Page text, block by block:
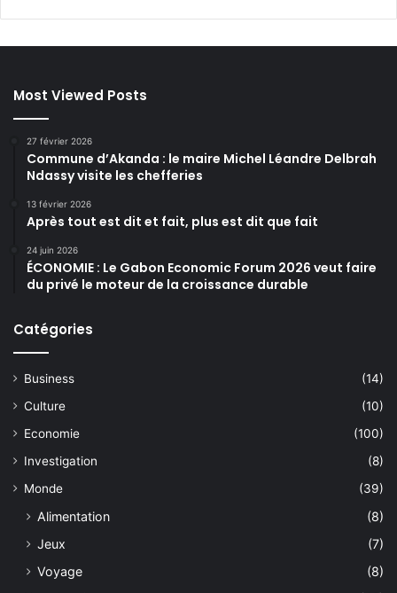
Most Viewed Posts
27 février 2026
Commune d’Akanda : le maire Michel Léandre Delbrah
Ndassy visite les chefferies
13 février 2026
Après tout est dit et fait, plus est dit que fait
24 juin 2026
ÉCONOMIE : Le Gabon Economic Forum 2026 veut faire
du privé le moteur de la croissance durable
Catégories
Business
(14)
Culture
(10)
Economie
(100)
Investigation
(8)
Monde
(39)
Alimentation
(8)
Jeux
(7)
Voyage
(8)